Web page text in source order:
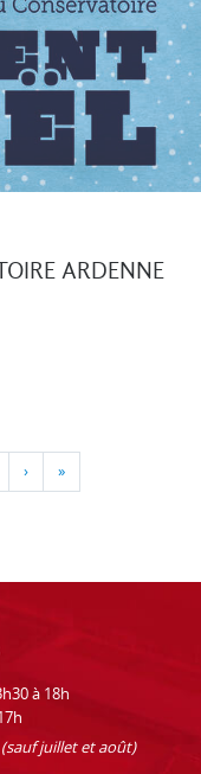
ARDENNE
› »
à 18h
(sauf juillet et août)